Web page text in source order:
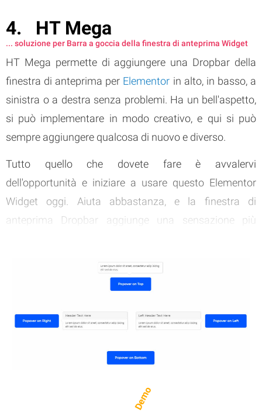
HT Mega
... soluzione per Barra a goccia della finestra di anteprima Widget
HT Mega permette di aggiungere una Dropbar della
finestra di anteprima per Elementor in alto, in basso, a
sinistra o a destra senza problemi. Ha un bell'aspetto,
si può implementare in modo creativo, e qui si può
sempre aggiungere qualcosa di nuovo e diverso.
Tutto quello che dovete fare è avvalervi
dell'opportunità e iniziare a usare questo Elementor
Widget oggi. Aiuta abbastanza, e la finestra di
anteprima Dropbar aggiunge una sensazione più
Demo